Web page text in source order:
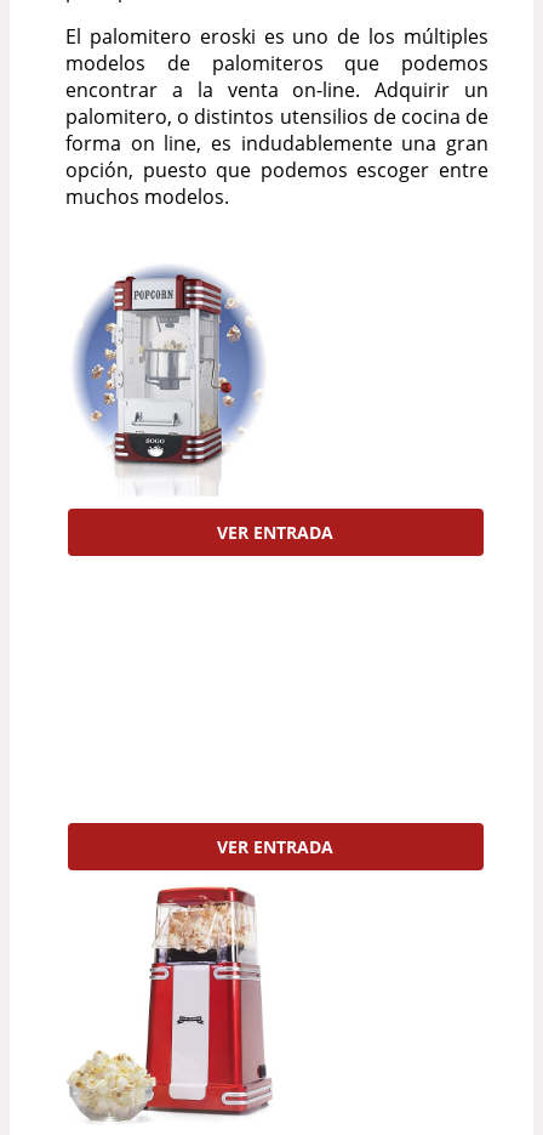
El palomitero eroski es uno de los múltiples
modelos de palomiteros que podemos
encontrar a la venta on-line. Adquirir un
palomitero, o distintos utensilios de cocina de
forma on line, es indudablemente una gran
opción, puesto que podemos escoger entre
muchos modelos.
VER ENTRADA
VER ENTRADA